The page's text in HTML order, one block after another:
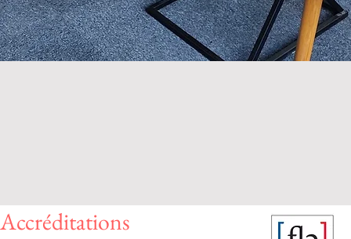
Accréditations